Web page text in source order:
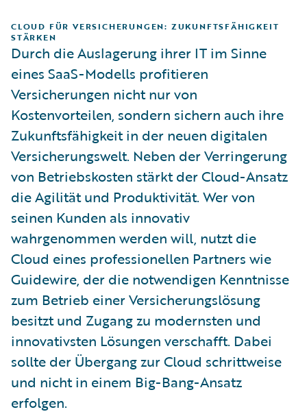
CLOUD FÜR VERSICHERUNGEN: ZUKUNFTSFÄHIGKEIT
STÄRKEN
Durch die Auslagerung ihrer IT im Sinne
eines SaaS-Modells profitieren
Versicherungen nicht nur von
Kostenvorteilen, sondern sichern auch ihre
Zukunftsfähigkeit in der neuen digitalen
Versicherungswelt. Neben der Verringerung
von Betriebskosten stärkt der Cloud-Ansatz
die Agilität und Produktivität. Wer von
seinen Kunden als innovativ
wahrgenommen werden will, nutzt die
Cloud eines professionellen Partners wie
Guidewire, der die notwendigen Kenntnisse
zum Betrieb einer Versicherungslösung
besitzt und Zugang zu modernsten und
innovativsten Lösungen verschafft. Dabei
sollte der Übergang zur Cloud schrittweise
und nicht in einem Big-Bang-Ansatz
erfolgen.